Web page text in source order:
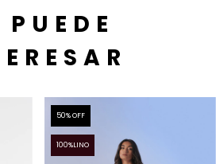
PUEDE
50% OFF
100%LINO